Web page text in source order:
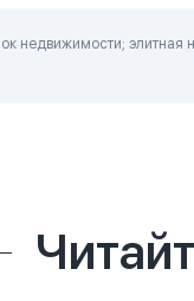
недвижимости; элитная